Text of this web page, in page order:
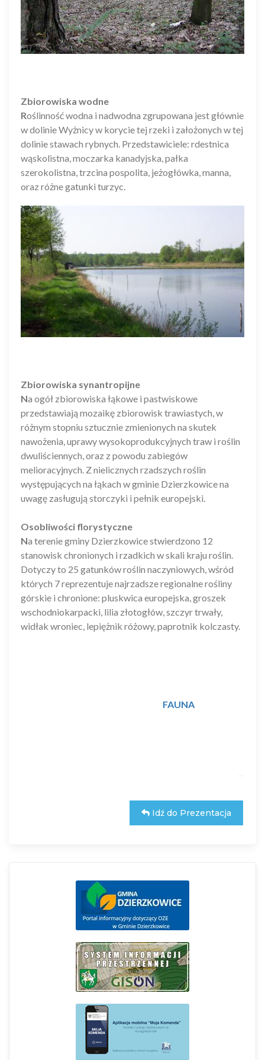
Zbiorowiska wodne
Roślinność wodna i nadwodna zgrupowana jest głównie
w dolinie Wyżnicy w korycie tej rzeki i założonych w tej
dolinie stawach rybnych. Przedstawiciele: rdestnica
wąskolistna, moczarka kanadyjska, pałka
szerokolistna, trzcina pospolita, jeżogłówka, manna,
oraz różne gatunki turzyc.
Zbiorowiska synantropijne
Na ogół zbiorowiska łąkowe i pastwiskowe
przedstawiają mozaikę zbiorowisk trawiastych, w
różnym stopniu sztucznie zmienionych na skutek
nawożenia, uprawy wysokoprodukcyjnych traw i roślin
dwuliściennych, oraz z powodu zabiegów
melioracyjnych. Z nielicznych rzadszych roślin
występujących na łąkach w gminie Dzierzkowice na
uwagę zasługują storczyki i pełnik europejski.
Osobliwości florystyczne
Na terenie gminy Dzierzkowice stwierdzono 12
stanowisk chronionych i rzadkich w skali kraju roślin.
Dotyczy to 25 gatunków roślin naczyniowych, wśród
których 7 reprezentuje najrzadsze regionalne rośliny
górskie i chronione: pluskwica europejska, groszek
wschodniokarpacki, lilia złotogłów, szczyr trwały,
widłak wroniec, lepiężnik różowy, paprotnik kolczasty.
FAUNA
Idź do Prezentacja